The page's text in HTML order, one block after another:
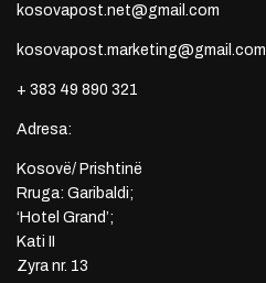
kosovapost.net@gmail.com
kosovapost.marketing@gmail.com
+ 383 49 890 321
Adresa:
Kosovë/ Prishtinë
Rruga: Garibaldi;
‘Hotel Grand’;
Kati II
Zyra nr. 13